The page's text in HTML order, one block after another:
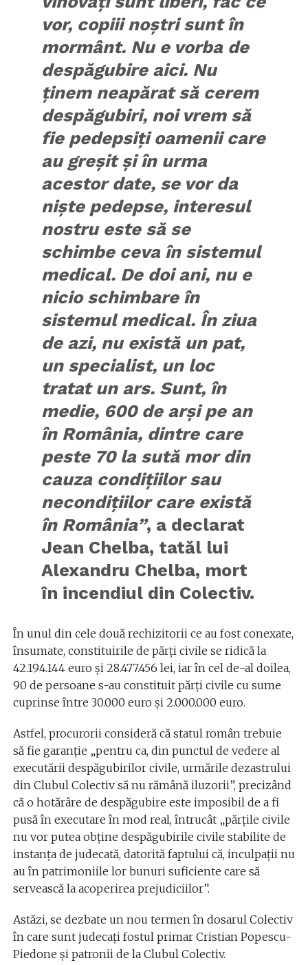
vor, copiii noştri sunt în
mormânt. Nu e vorba de
despăgubire aici. Nu
ţinem neapărat să cerem
despăgubiri, noi vrem să
fie pedepsiţi oamenii care
au greşit şi în urma
acestor date, se vor da
nişte pedepse, interesul
nostru este să se
schimbe ceva în sistemul
medical. De doi ani, nu e
nicio schimbare în
sistemul medical. În ziua
de azi, nu există un pat,
un specialist, un loc
tratat un ars. Sunt, în
medie, 600 de arşi pe an
în România, dintre care
peste 70 la sută mor din
cauza condiţiilor sau
necondiţiilor care există
în România”, a declarat
Jean Chelba, tatăl lui
Alexandru Chelba, mort
în incendiul din Colectiv.
În unul din cele două rechizitorii ce au fost conexate,
însumate, constituirile de părţi civile se ridică la
42.194.144 euro şi 28.477.456 lei, iar în cel de-al doilea,
90 de persoane s-au constituit părţi civile cu sume
cuprinse între 30.000 euro şi 2.000.000 euro.
Astfel, procurorii consideră că statul român trebuie
să fie garanţie „pentru ca, din punctul de vedere al
executării despăgubirilor civile, urmările dezastrului
din Clubul Colectiv să nu rămână iluzorii”, precizând
că o hotărâre de despăgubire este imposibil de a fi
pusă în executare în mod real, întrucât „părţile civile
nu vor putea obţine despăgubirile civile stabilite de
instanţa de judecată, datorită faptului că, inculpaţii nu
au în patrimoniile lor bunuri suficiente care să
servească la acoperirea prejudiciilor”.
Astăzi, se dezbate un nou termen în dosarul Colectiv
în care sunt judecați fostul primar Cristian Popescu-
Piedone și patronii de la Clubul Colectiv.